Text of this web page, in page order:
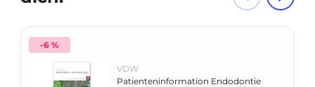
-6 %
VDW
Patienteninformation Endodontie